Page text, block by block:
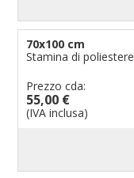
70x100 cm
Stamina di poliestere
Prezzo cda:
55,00 €
(IVA inclusa)